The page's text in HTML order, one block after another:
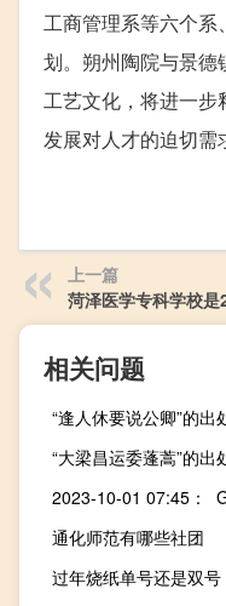
工商管理系等六个
划。朔州陶院与景德
工艺文化，将进一步
发展对人才的迫切需
上一篇
菏泽医学专科学校
相关问题
“逢人休要说公卿”的出
“大梁昌运委蓬蒿”的出
通化师范有哪些社团
过年烧纸单号还是双号